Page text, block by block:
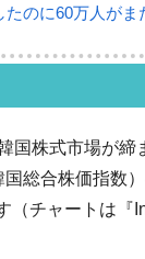
のに60万人がま
年07月の輸出入
全体の41％もあ
」⇒ どんな雇用
国株式市場が締
国総合株価指数
（チャートは『